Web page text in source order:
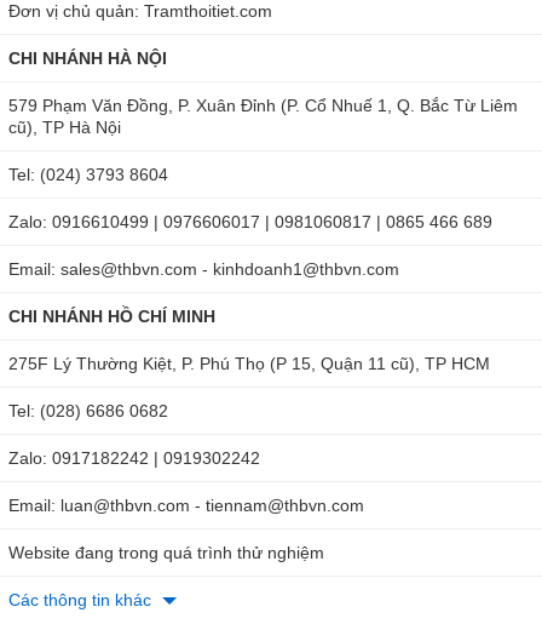
Đơn vị chủ quản: Tramthoitiet.com
CHI NHÁNH HÀ NỘI
579 Phạm Văn Đồng, P. Xuân Đỉnh (P. Cổ Nhuế 1, Q. Bắc Từ Liêm
cũ), TP Hà Nội
Tel: (024) 3793 8604
Zalo: 0916610499 | 0976606017 | 0981060817 | 0865 466 689
Email: sales@thbvn.com - kinhdoanh1@thbvn.com
CHI NHÁNH HỒ CHÍ MINH
275F Lý Thường Kiệt, P. Phú Thọ (P 15, Quận 11 cũ), TP HCM
Tel: (028) 6686 0682
Zalo: 0917182242 | 0919302242
Email: luan@thbvn.com - tiennam@thbvn.com
Website đang trong quá trình thử nghiệm
Các thông tin khác